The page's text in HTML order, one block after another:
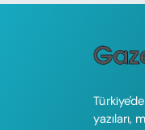
yazıları,